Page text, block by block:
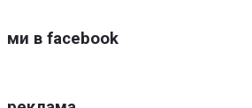
ми в facebook